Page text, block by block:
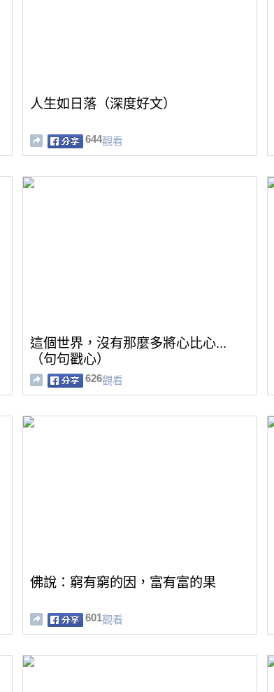
人生如日落（深度好文）
644觀看
這個世界，沒有那麼多將心比心...
（句句戳心）
626觀看
佛說：窮有窮的因，富有富的果
601觀看